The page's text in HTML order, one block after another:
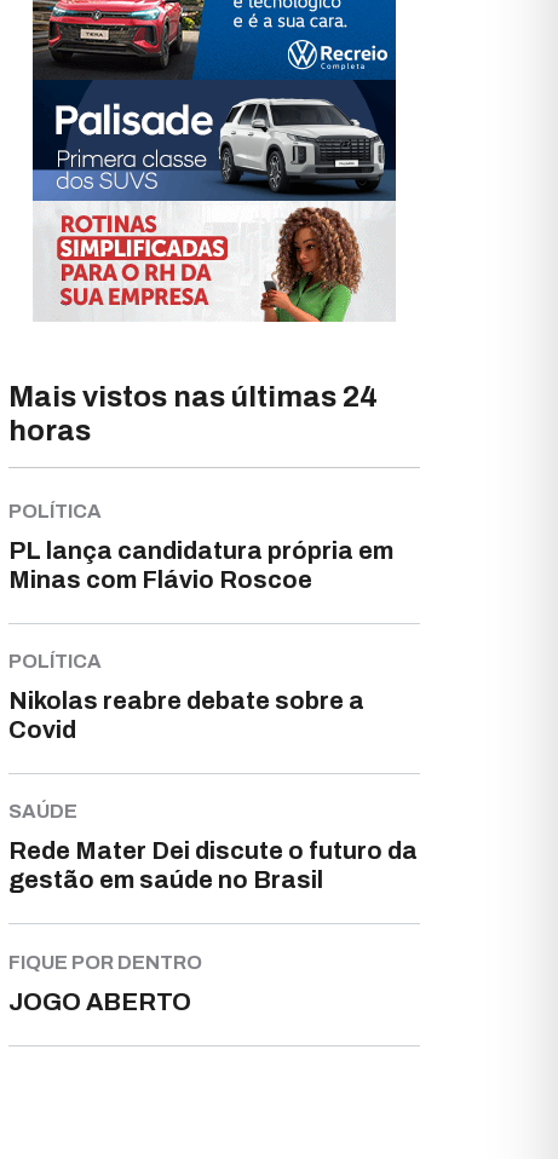
Mais vistos nas últimas 24
horas
POLÍTICA
PL lança candidatura própria em
Minas com Flávio Roscoe
POLÍTICA
Nikolas reabre debate sobre a
Covid
SAÚDE
Rede Mater Dei discute o futuro da
gestão em saúde no Brasil
FIQUE POR DENTRO
JOGO ABERTO